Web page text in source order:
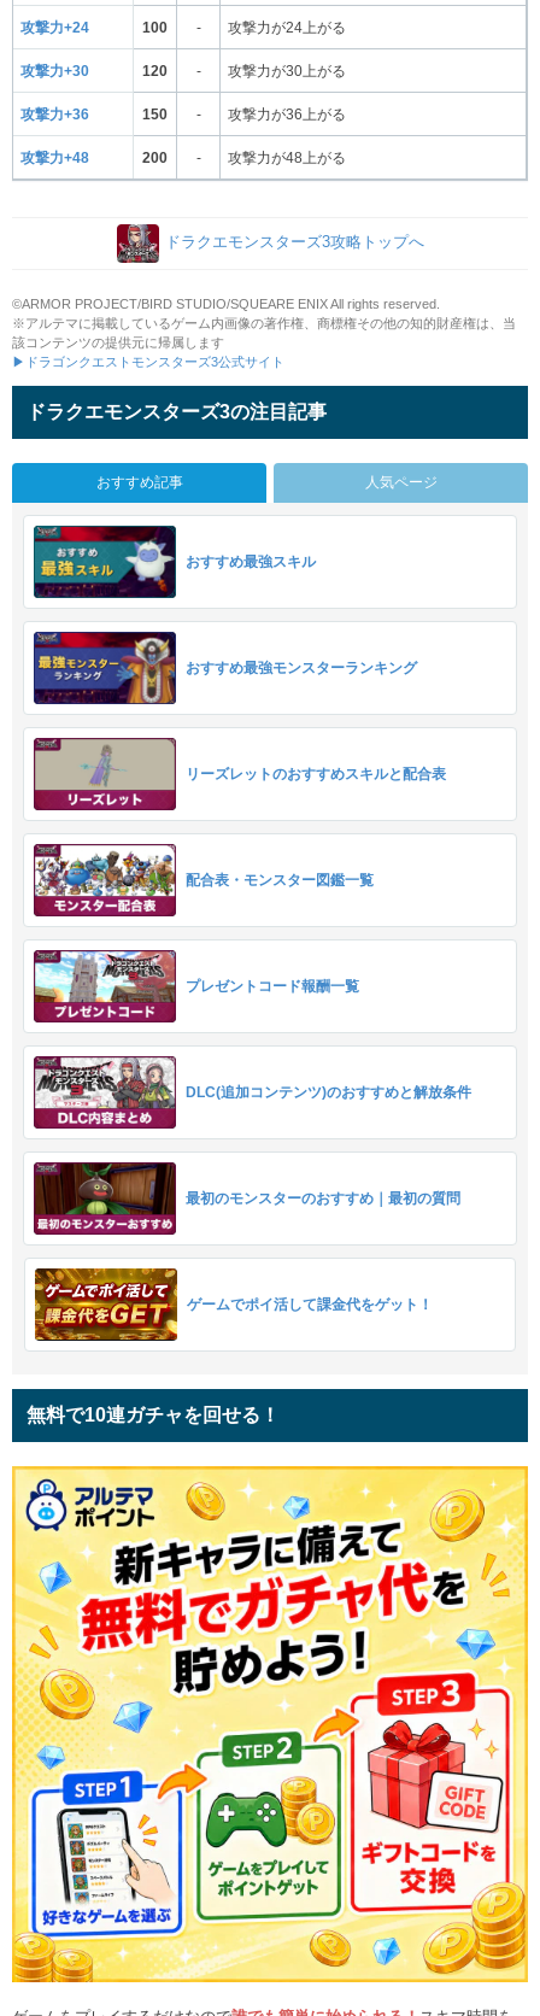
攻撃力+24 100 - 攻撃力が24上がる
攻撃力+30 120 - 攻撃力が30上がる
攻撃力+36 150 - 攻撃力が36上がる
攻撃力+48 200 - 攻撃力が48上がる
ドラクエモンスターズ3攻略トップへ
©ARMOR PROJECT/BIRD STUDIO/SQUEARE ENIX All rights reserved.
※アルテマに掲載しているゲーム内画像の著作権、商標権その他の知的財産権は、当
該コンテンツの提供元に帰属します
▶ドラゴンクエストモンスターズ3公式サイト
ドラクエモンスターズ3の注目記事
おすすめ記事 人気ページ
おすすめ最強スキル
おすすめ最強モンスターランキング
リーズレットのおすすめスキルと配合表
配合表・モンスター図鑑一覧
プレゼントコード報酬一覧
DLC(追加コンテンツ)のおすすめと解放条件
最初のモンスターのおすすめ｜最初の質問
ゲームでポイ活して課金代をゲット！
無料で10連ガチャを回せる！